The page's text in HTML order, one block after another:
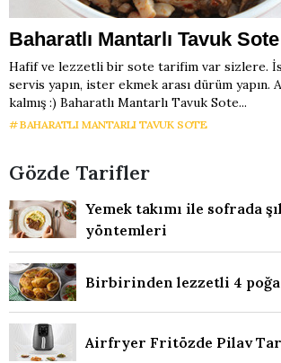
Baharatlı Mantarlı Tavuk Sote
Hafif ve lezzetli bir sote tarifim var sizlere.
servis yapın, ister ekmek arası dürüm yapın.
kalmış :) Baharatlı Mantarlı Tavuk Sote...
BAHARATLI MANTARLI TAVUK SOTE
Gözde Tarifler
Yemek takımı ile sofrada
yöntemleri
Birbirinden lezzetli 4
Airfryer Fritözde Pilav